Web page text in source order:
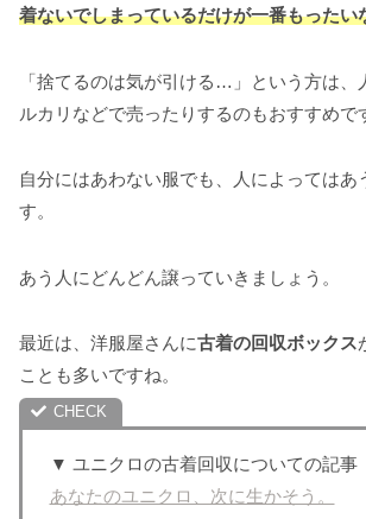
着ないでしまっているだけが一番もったい
「捨てるのは気が引ける…」という方は、
ルカリなどで売ったりするのもおすすめで
自分にはあわない服でも、人によってはあ
す。
あう人にどんどん譲っていきましょう。
最近は、洋服屋さんに古着の回収ボックス
ことも多いですね。
▼ ユニクロの古着回収についての記事
あなたのユニクロ、次に生かそう。